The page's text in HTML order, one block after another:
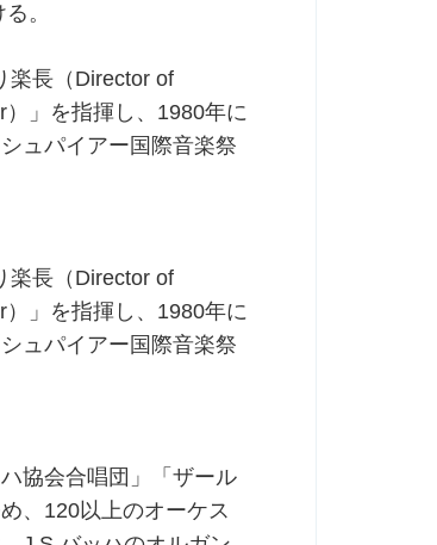
。
楽長（Director of
」を指揮し、1980年に
ュパイアー国際音楽祭
楽長（Director of
」を指揮し、1980年に
ュパイアー国際音楽祭
協会合唱団」「ザール
、120以上のオーケス